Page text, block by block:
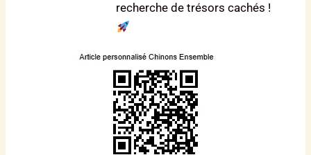
recherche de trésors cachés !